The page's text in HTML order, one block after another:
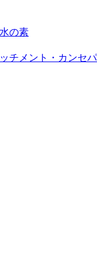
の素
チメント・カンセ